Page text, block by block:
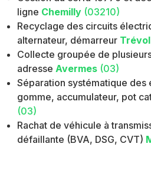
ligne Chemilly (03210)
Recyclage des circuits
alternateur, démarreur Trévol
Collecte groupée de
adresse Avermes (03)
Séparation systématique des
gomme, accumulateur, pot
(03)
Rachat de véhicule à
défaillante (BVA, DSG, CVT)